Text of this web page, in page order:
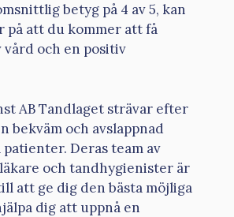
betyg på 4 av 5, kan
på att du kommer att få
och en positiv
AB Tandlaget strävar efter
bekväm och avslappnad
Deras team av
och tandhygienister är
att ge dig den bästa möjliga
dig att uppnå en